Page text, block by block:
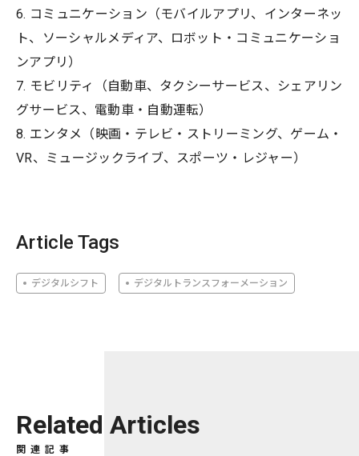
6. コミュニケーション（モバイルアプリ、インターネッ
ト、ソーシャルメディア、ロボット・コミュニケーショ
ンアプリ）
7. モビリティ（自動車、タクシーサービス、シェアリン
グサービス、電動車・自動運転）
8. エンタメ（映画・テレビ・ストリーミング、ゲーム・
VR、ミュージックライブ、スポーツ・レジャー）
Article Tags
デジタルシフト デジタルトランスフォーメーション
Related Articles
関連記事